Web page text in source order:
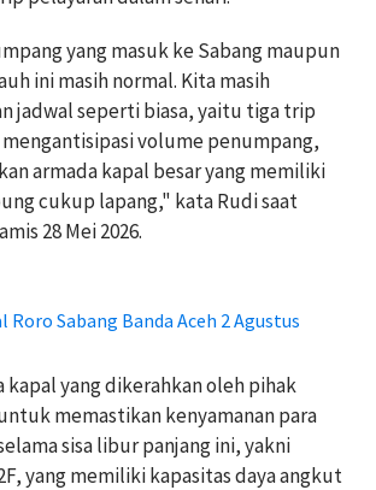
yang masuk ke Sabang maupun
ini masih normal. Kita masih
jadwal seperti biasa, yaitu tiga trip
volume penumpang,
armada kapal besar yang memiliki
cukup lapang," kata Rudi saat
28 Mei 2026.
Roro Sabang Banda Aceh 2 Agustus
kapal yang dikerahkan oleh pihak
memastikan kenyamanan para
sisa libur panjang ini, yakni
yang memiliki kapasitas daya angkut